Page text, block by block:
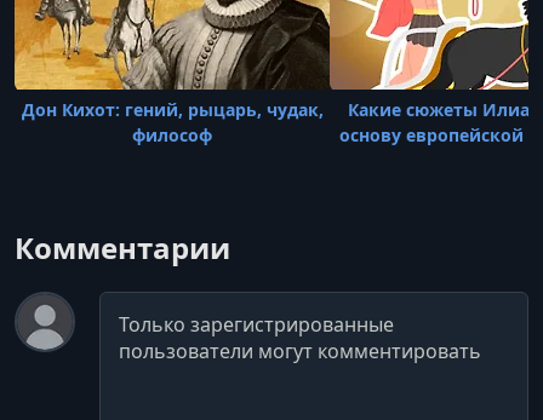
Дон Кихот: гений, рыцарь, чудак,
философ
Какие сюжеты
основу европейской
Комментарии
Комментарий